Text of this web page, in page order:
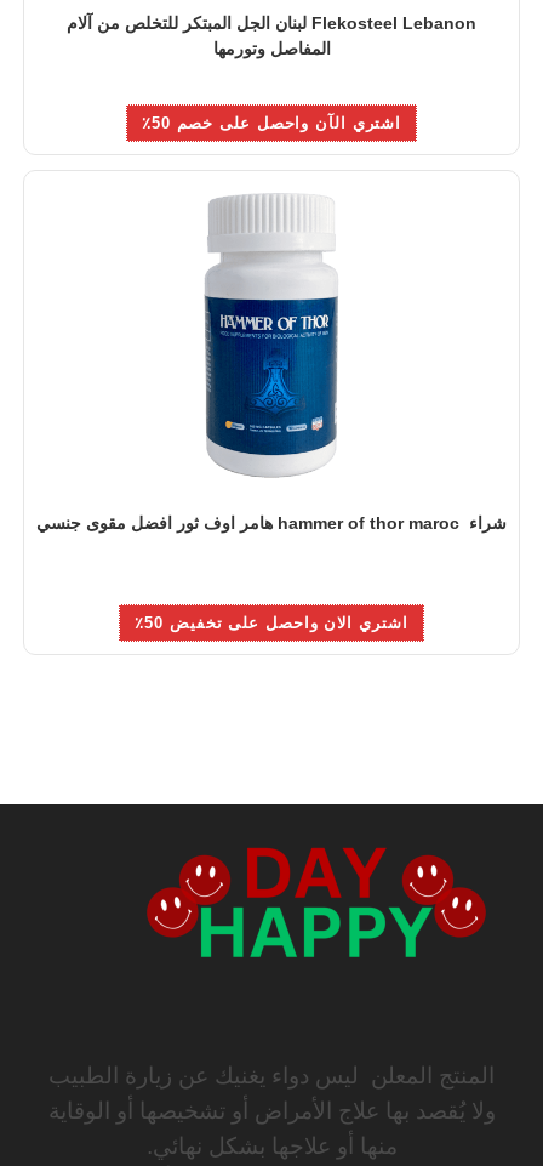
Flekosteel Lebanon لبنان الجل المبتكر للتخلص من آلام
المفاصل وتورمها
اشتري الآن واحصل على خصم 50٪
شراء hammer of thor maroc هامر اوف ثور افضل مقوى جنسي
اشتري الان واحصل على تخفيض 50٪
المنتج المعلن ليس دواء يغنيك عن زيارة الطبيب
ولا يُقصد بها علاج الأمراض أو تشخيصها أو الوقاية
منها أو علاجها بشكل نهائي.